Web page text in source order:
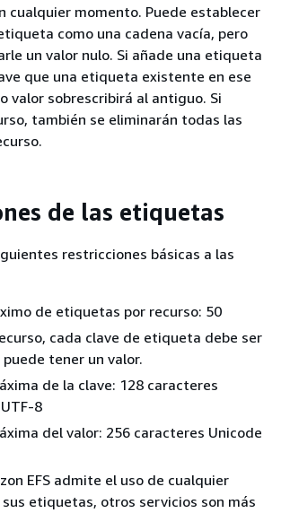
cualquier momento. Puede establecer
como una cadena vacía, pero
un valor nulo. Si añade una etiqueta
que una etiqueta existente en ese
valor sobrescribirá al antiguo. Si
también se eliminarán todas las
de las etiquetas
restricciones básicas a las
de etiquetas por recurso: 50
cada clave de etiqueta debe ser
puede tener un valor.
de la clave: 128 caracteres
8
del valor: 256 caracteres Unicode
EFS admite el uso de cualquier
etiquetas, otros servicios son más